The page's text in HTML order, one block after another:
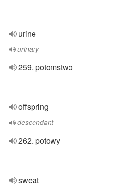
urine
urinary
259. potomstwo
offspring
descendant
262. potowy
sweat